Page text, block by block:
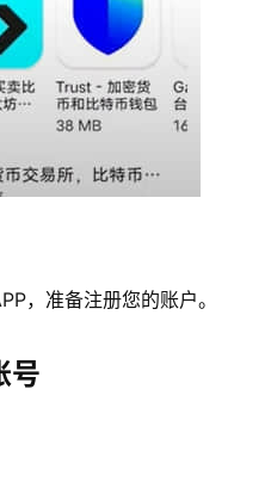
，准备注册您的账户。
号